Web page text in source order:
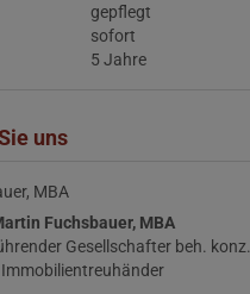
gepflegt
sofort
5 Jahre
uns
Fuchsbauer, MBA
Gesellschafter beh. konz.
Immobilientreuhänder